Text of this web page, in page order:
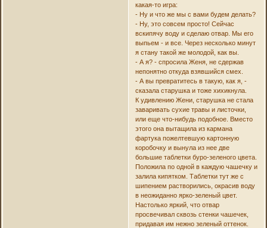
какая-то игра:
- Ну и что же мы с вами будем делать?
- Ну, это совсем просто! Сейчас
вскипячу воду и сделаю отвар. Мы его
выпьем - и все. Через несколько минут
я стану такой же молодой, как вы.
- А я? - спросила Женя, не сдержав
непонятно откуда взявшийся смех.
- А вы превратитесь в такую, как я, -
сказала старушка и тоже хихикнула.
К удивлению Жени, старушка не стала
заваривать сухие травы и листочки,
или еще что-нибудь подобное. Вместо
этого она вытащила из кармана
фартука пожелтевшую картонную
коробочку и вынула из нее две
большие таблетки буро-зеленого цвета.
Положила по одной в каждую чашечку и
залила кипятком. Таблетки тут же с
шипением растворились, окрасив воду
в неожиданно ярко-зеленый цвет.
Настолько яркий, что отвар
просвечивал сквозь стенки чашечек,
придавая им нежно зеленый оттенок.